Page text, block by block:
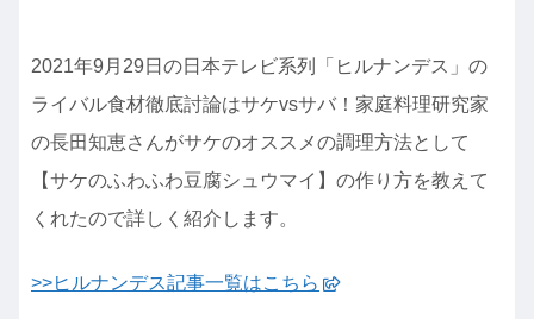
2021年9月29日の日本テレビ系列「ヒルナンデス」の
ライバル食材徹底討論はサケvsサバ！家庭料理研究家
の長田知恵さんがサケのオススメの調理方法として
【サケのふわふわ豆腐シュウマイ】の作り方を教えて
くれたので詳しく紹介します。
>>ヒルナンデス記事一覧はこちら